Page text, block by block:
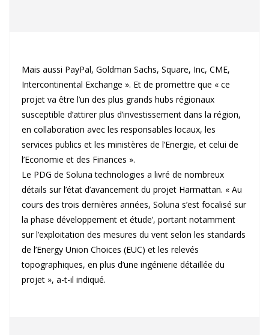
Mais aussi PayPal, Goldman Sachs, Square, Inc, CME,
Intercontinental Exchange ». Et de promettre que « ce
projet va être l’un des plus grands hubs régionaux
susceptible d’attirer plus d’investissement dans la région,
en collaboration avec les responsables locaux, les
services publics et les ministères de l’Energie, et celui de
l’Economie et des Finances ».
Le PDG de Soluna technologies a livré de nombreux
détails sur l’état d’avancement du projet Harmattan. « Au
cours des trois dernières années, Soluna s’est focalisé sur
la phase développement et étude’, portant notamment
sur l’exploitation des mesures du vent selon les standards
de l’Energy Union Choices (EUC) et les relevés
topographiques, en plus d’une ingénierie détaillée du
projet », a-t-il indiqué.